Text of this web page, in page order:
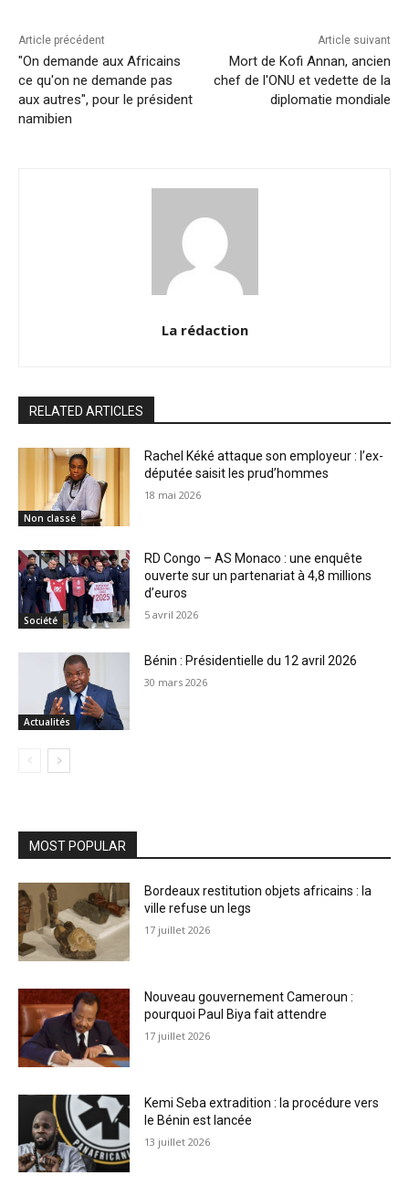
k
Article précédent
"On demande aux Africains
ce qu'on ne demande pas
aux autres", pour le président
namibien
Article suivant
Mort de Kofi Annan, ancien
chef de l'ONU et vedette de la
diplomatie mondiale
La rédaction
RELATED ARTICLES
Non classé
Rachel Kéké attaque son employeur : l’ex-
députée saisit les prud’hommes
18 mai 2026
Société
RD Congo – AS Monaco : une enquête
ouverte sur un partenariat à 4,8 millions
d’euros
5 avril 2026
Actualités
Bénin : Présidentielle du 12 avril 2026
30 mars 2026
MOST POPULAR
Bordeaux restitution objets africains : la
ville refuse un legs
17 juillet 2026
Nouveau gouvernement Cameroun :
pourquoi Paul Biya fait attendre
17 juillet 2026
Kemi Seba extradition : la procédure vers
le Bénin est lancée
13 juillet 2026